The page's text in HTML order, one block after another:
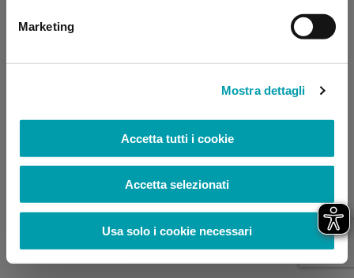
Marketing
Mostra dettagli
Accetta tutti i cookie
Accetta selezionati
Usa solo i cookie necessari